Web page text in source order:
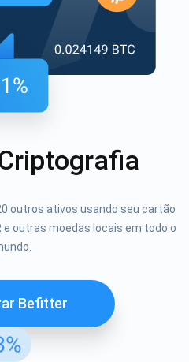
outros ativos usando seu cartão
e outras moedas locais em todo o
Befitter